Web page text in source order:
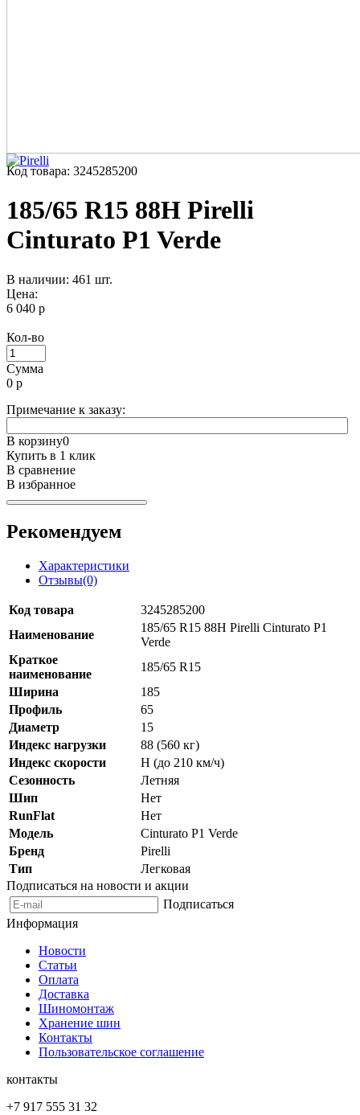
Код товара: 3245285200
185/65 R15 88H Pirelli
Cinturato P1 Verde
В наличии: 461 шт.
Цена:
6 040 р
Кол-во
Сумма
0 р
Примечание к заказу:
В корзину0
Купить в 1 клик
В сравнение
В избранное
Рекомендуем
Характеристики
Отзывы(0)
Код товара
3245285200
Наименование
185/65 R15 88H Pirelli Cinturato P1
Verde
Краткое
наименование
185/65 R15
Ширина
185
Профиль
65
Диаметр
15
Индекс нагрузки
88 (560 кг)
Индекс скорости
H (до 210 км/ч)
Сезонность
Летняя
Шип
Нет
RunFlat
Нет
Модель
Cinturato P1 Verde
Бренд
Pirelli
Тип
Легковая
Подписаться на новости и акции
Подписаться
Информация
Новости
Статьи
Оплата
Доставка
Шиномонтаж
Хранение шин
Контакты
Пользовательское соглашение
контакты
+7 917 555 31 32